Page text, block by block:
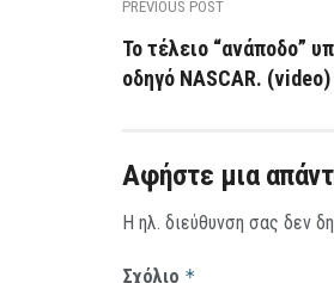
PREVIOUS POST
Το τέλειο “ανάποδο”
οδηγό NASCAR. (video)
Αφήστε μια
Η ηλ. διεύθυνση σας δεν
Σχόλιο *